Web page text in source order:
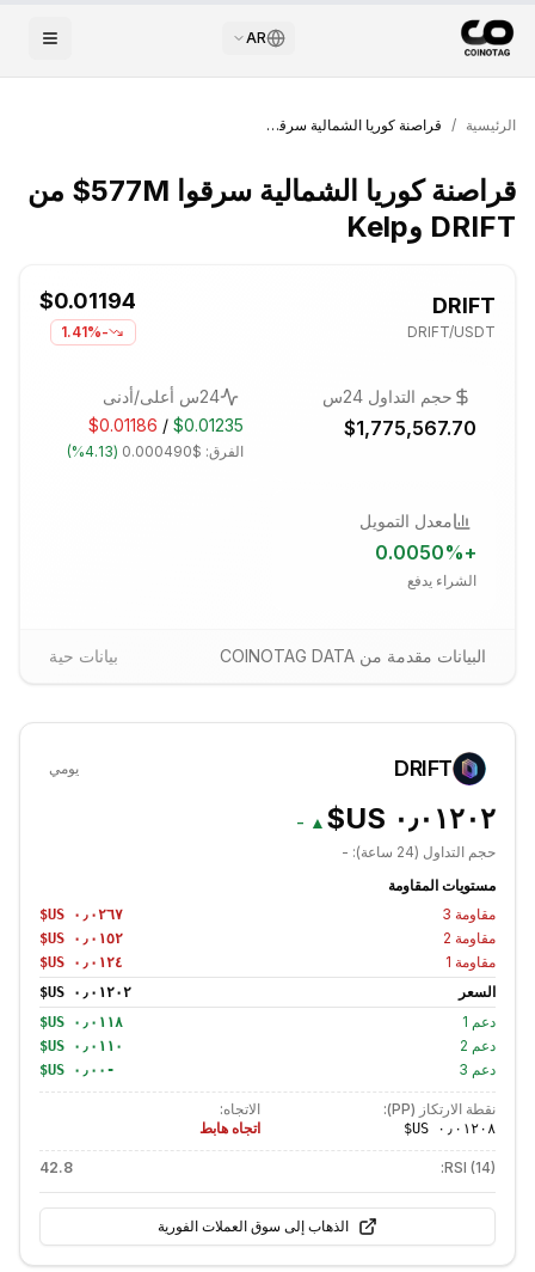
AR
الرئيسية / قراصنة كوريا الشمالية سرقوا 577M$ من DRIFT وKelp
قراصنة كوريا الشمالية سرقوا 577M$ من
DRIFT وKelp
DRIFT
DRIFT/USDT
$0.01194
-1.41%
حجم التداول 24س
$1,775,567.70
24س أعلى/أدنى
$0.01235
/
$0.01186
الفرق: $0.000490
(
4.13%
)
معدل التمويل
+
0.0050%
الشراء يدفع
البيانات مقدمة من COINOTAG DATA بيانات حية
DRIFT يومي
▲
-
حجم التداول (24 ساعة):
-
مستويات المقاومة
مقاومة 3
مقاومة 2
مقاومة 1
السعر
دعم 1
دعم 2
دعم 3 ؜-‏٠٫٠٠ US$
نقطة الارتكاز (PP):
الاتجاه:
اتجاه هابط
RSI (14):
42.8
الذهاب إلى سوق العملات الفورية